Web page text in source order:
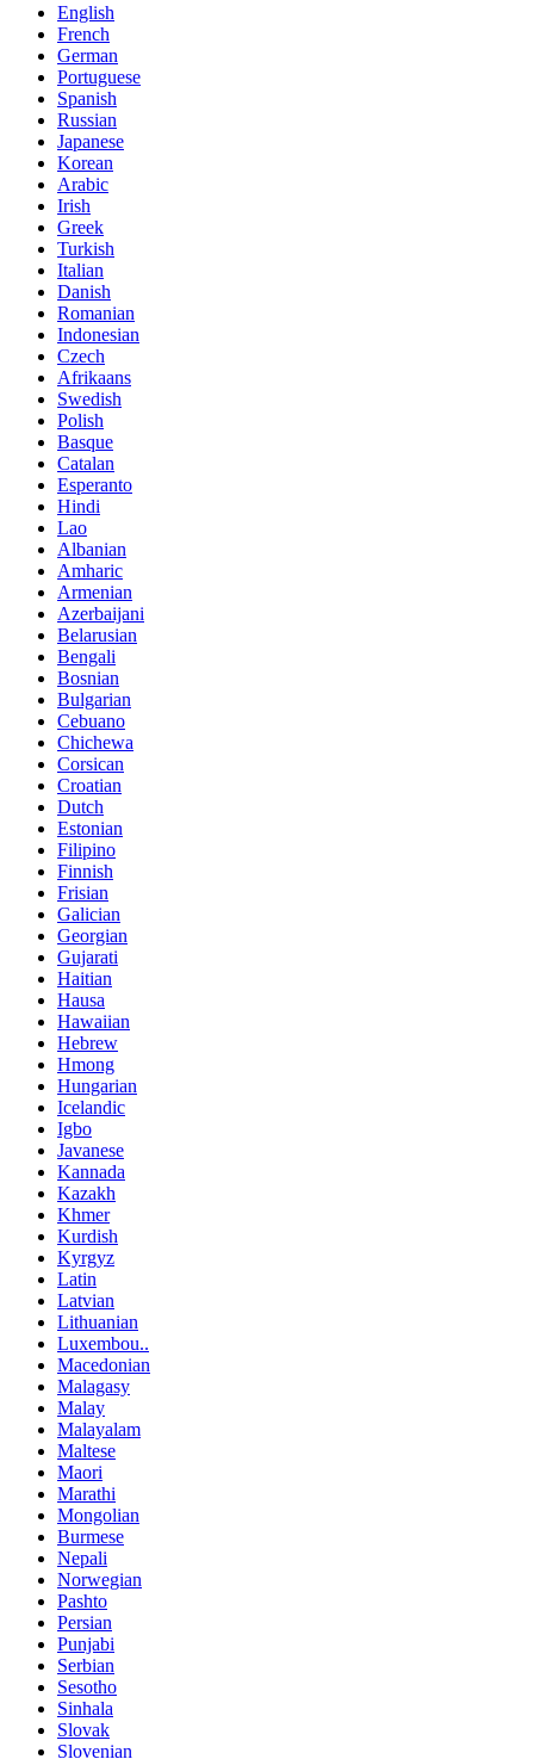
English
French
German
Portuguese
Spanish
Russian
Japanese
Korean
Arabic
Irish
Greek
Turkish
Italian
Danish
Romanian
Indonesian
Czech
Afrikaans
Swedish
Polish
Basque
Catalan
Esperanto
Hindi
Lao
Albanian
Amharic
Armenian
Azerbaijani
Belarusian
Bengali
Bosnian
Bulgarian
Cebuano
Chichewa
Corsican
Croatian
Dutch
Estonian
Filipino
Finnish
Frisian
Galician
Georgian
Gujarati
Haitian
Hausa
Hawaiian
Hebrew
Hmong
Hungarian
Icelandic
Igbo
Javanese
Kannada
Kazakh
Khmer
Kurdish
Kyrgyz
Latin
Latvian
Lithuanian
Luxembou..
Macedonian
Malagasy
Malay
Malayalam
Maltese
Maori
Marathi
Mongolian
Burmese
Nepali
Norwegian
Pashto
Persian
Punjabi
Serbian
Sesotho
Sinhala
Slovak
Slovenian